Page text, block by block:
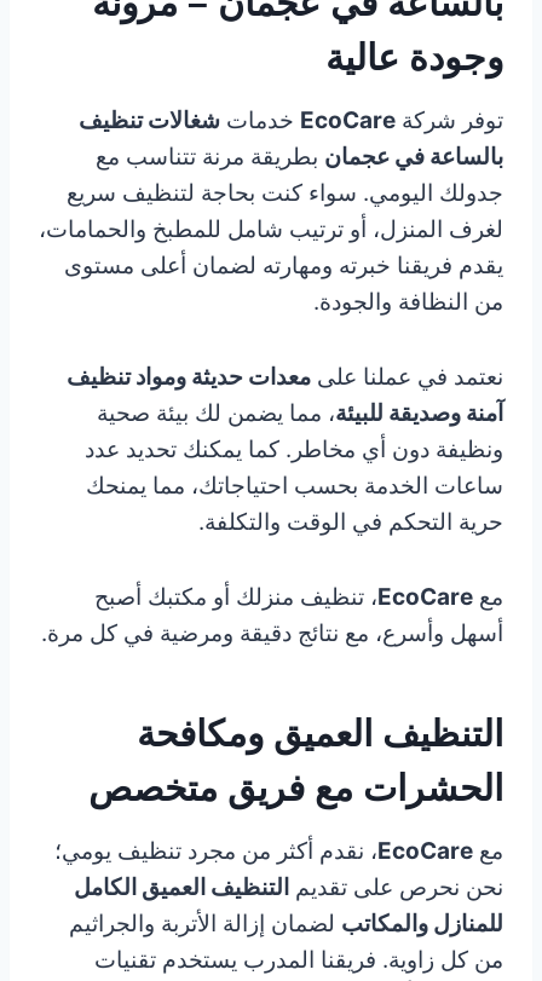
وجودة عالية
توفر شركة EcoCare خدمات شغالات تنظيف
بالساعة في عجمان بطريقة مرنة تتناسب مع
جدولك اليومي. سواء كنت بحاجة لتنظيف سريع
لغرف المنزل، أو ترتيب شامل للمطبخ والحمامات،
يقدم فريقنا خبرته ومهارته لضمان أعلى مستوى
من النظافة والجودة.
نعتمد في عملنا على معدات حديثة ومواد تنظيف
آمنة وصديقة للبيئة، مما يضمن لك بيئة صحية
ونظيفة دون أي مخاطر. كما يمكنك تحديد عدد
ساعات الخدمة بحسب احتياجاتك، مما يمنحك
حرية التحكم في الوقت والتكلفة.
مع EcoCare، تنظيف منزلك أو مكتبك أصبح
أسهل وأسرع، مع نتائج دقيقة ومرضية في كل مرة.
التنظيف العميق ومكافحة
الحشرات مع فريق متخصص
مع EcoCare، نقدم أكثر من مجرد تنظيف يومي؛
نحن نحرص على تقديم التنظيف العميق الكامل
للمنازل والمكاتب لضمان إزالة الأتربة والجراثيم
من كل زاوية. فريقنا المدرب يستخدم تقنيات